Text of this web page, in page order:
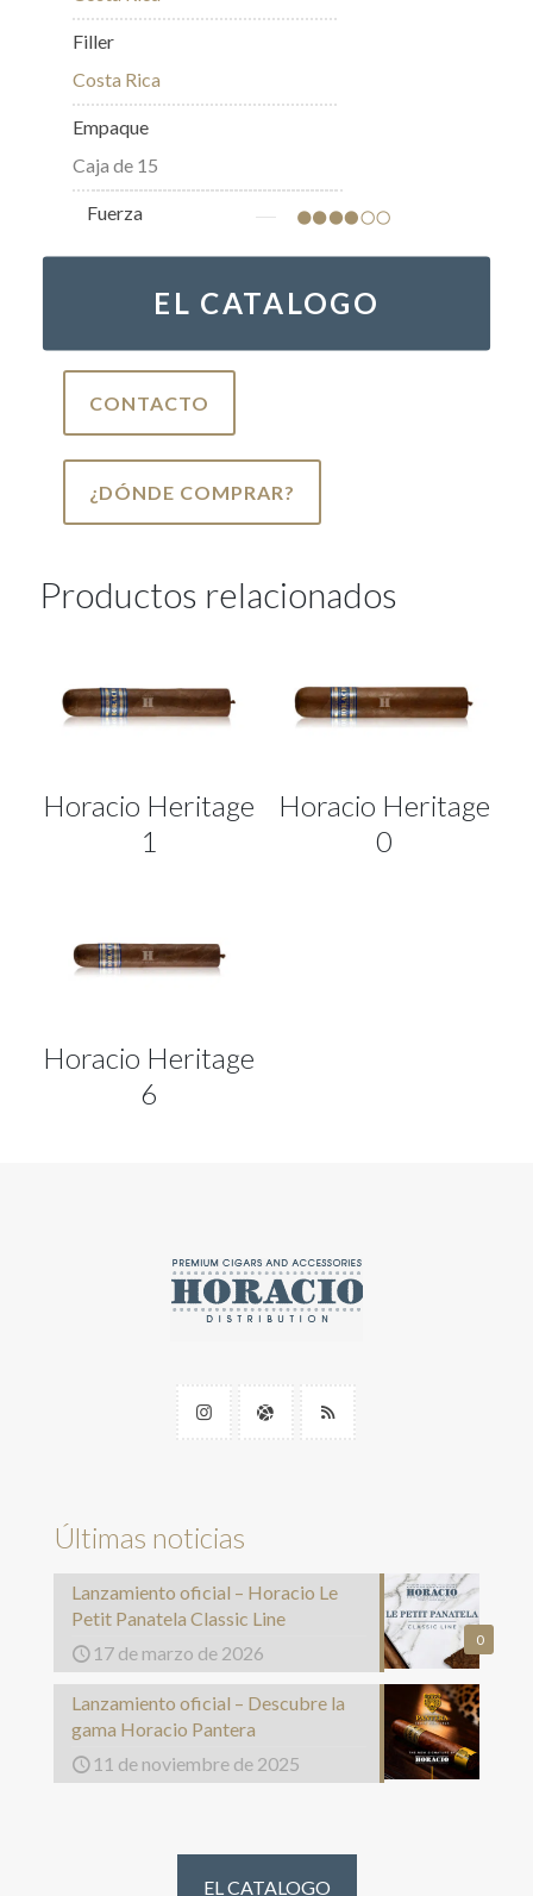
Filler
Costa Rica
Empaque
Caja de 15
Fuerza
EL CATALOGO
CONTACTO
¿DÓNDE COMPRAR?
Productos relacionados
Horacio Heritage
1
Horacio Heritage
0
Horacio Heritage
6
Últimas noticias
0
Lanzamiento oficial – Horacio Le
Petit Panatela Classic Line
17 de marzo de 2026
Lanzamiento oficial – Descubre la
gama Horacio Pantera
11 de noviembre de 2025
EL CATALOGO